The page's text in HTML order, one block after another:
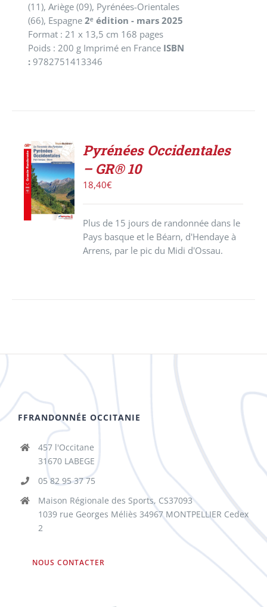
(11), Ariège (09), Pyrénées-Orientales
(66), Espagne2ᵉ édition - mars 2025
Format : 21 x 13,5 cm 168 pages
Poids : 200 g Imprimé en France ISBN
: 9782751413346
ACHETER
LE
PRODUIT
/
DÉTAILS
Pyrénées Occidentales
– GR® 10
18,40€
Plus de 15 jours de randonnée dans le
Pays basque et le Béarn, d'Hendaye à
Arrens, par le pic du Midi d'Ossau.
FFRANDONNÉE OCCITANIE
457 l'Occitane
31670 LABEGE
05 82 95 37 75
Maison Régionale des Sports, CS37093
1039 rue Georges Méliès 34967 MONTPELLIER Cedex
2
NOUS CONTACTER